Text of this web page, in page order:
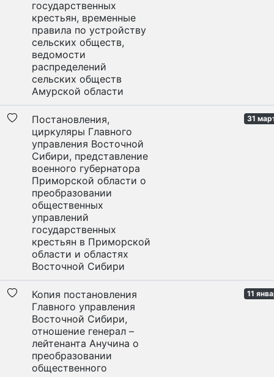
государственных
крестьян, временные
правила по устройству
сельских обществ,
ведомости
распределений
сельских обществ
Амурской области
Постановления,
циркуляры Главного
управления Восточной
Сибири, представление
военного губернатора
Приморской области о
преобразовании
общественных
управлений
государственных
крестьян в Приморской
области и областях
Восточной Сибири
31
Копия постановления
Главного управления
Восточной Сибири,
отношение генерал –
лейтенанта Анучина о
преобразовании
общественного
11